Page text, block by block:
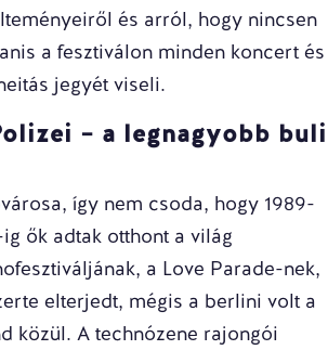
és arról, hogy nincsen
a fesztiválon minden koncert és
jegyét viseli.
– a legnagyobb buli
így nem csoda, hogy 1989-
ők adtak otthont a világ
a Love Parade-nek,
elterjedt, mégis a berlini volt a
közül. A technózene rajongói